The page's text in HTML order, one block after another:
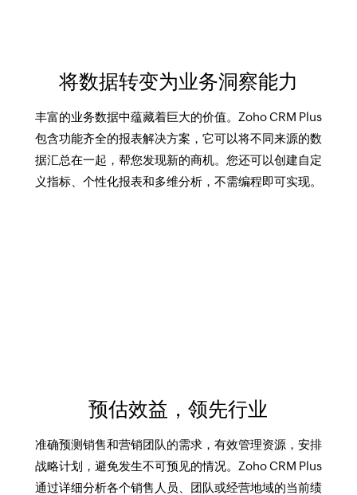
将数据转变为业务洞察能力
丰富的业务数据中蕴藏着巨大的价值。Zoho CRM Plus
包含功能齐全的报表解决方案，它可以将不同来源的数
据汇总在一起，帮您发现新的商机。您还可以创建自定
义指标、个性化报表和多维分析，不需编程即可实现。
预估效益，领先行业
准确预测销售和营销团队的需求，有效管理资源，安排
战略计划，避免发生不可预见的情况。Zoho CRM Plus
通过详细分析各个销售人员、团队或经营地域的当前绩